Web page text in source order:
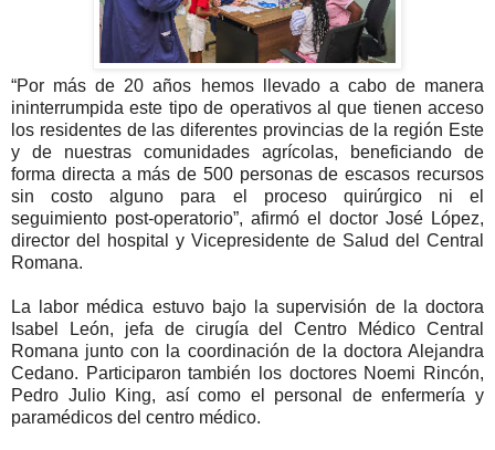
“Por más de 20 años hemos llevado a cabo de manera
ininterrumpida este tipo de operativos al que tienen acceso
los residentes de las diferentes provincias de la región Este
y de nuestras comunidades agrícolas, beneficiando de
forma directa a más de 500 personas de escasos recursos
sin costo alguno para el proceso quirúrgico ni el
seguimiento post-operatorio”, afirmó el doctor José López,
director del hospital y Vicepresidente de Salud del Central
Romana.
La labor médica estuvo bajo la supervisión de la doctora
Isabel León, jefa de cirugía del Centro Médico Central
Romana junto con la coordinación de la doctora Alejandra
Cedano. Participaron también los doctores Noemi Rincón,
Pedro Julio King, así como el personal de enfermería y
paramédicos del centro médico.